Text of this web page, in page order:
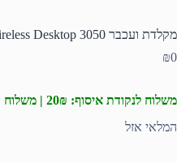
מקלדת ועכבר Microsoft Wireless Desktop 3050
₪0
משלוח לנקודת איסוף: 20₪ | משלוח עד הבית: 50₪
המלאי אזל